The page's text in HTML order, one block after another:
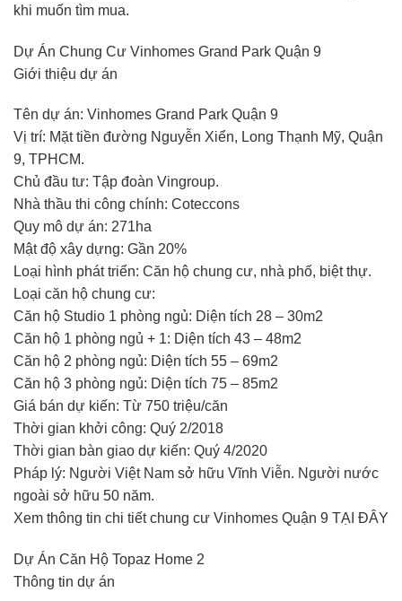
khi muốn tìm mua.
Dự Án Chung Cư Vinhomes Grand Park Quận 9
Giới thiệu dự án
Tên dự án: Vinhomes Grand Park Quận 9
Vị trí: Mặt tiền đường Nguyễn Xiển, Long Thạnh Mỹ, Quận
9, TPHCM.
Chủ đầu tư: Tập đoàn Vingroup.
Nhà thầu thi công chính: Coteccons
Quy mô dự án: 271ha
Mật độ xây dựng: Gần 20%
Loại hình phát triển: Căn hộ chung cư, nhà phố, biệt thự.
Loại căn hộ chung cư:
Căn hộ Studio 1 phòng ngủ: Diện tích 28 – 30m2
Căn hộ 1 phòng ngủ + 1: Diện tích 43 – 48m2
Căn hộ 2 phòng ngủ: Diện tích 55 – 69m2
Căn hộ 3 phòng ngủ: Diện tích 75 – 85m2
Giá bán dự kiến: Từ 750 triệu/căn
Thời gian khởi công: Quý 2/2018
Thời gian bàn giao dự kiến: Quý 4/2020
Pháp lý: Người Việt Nam sở hữu Vĩnh Viễn. Người nước
ngoài sở hữu 50 năm.
Xem thông tin chi tiết chung cư Vinhomes Quận 9 TẠI ĐÂY
Dự Án Căn Hộ Topaz Home 2
Thông tin dự án